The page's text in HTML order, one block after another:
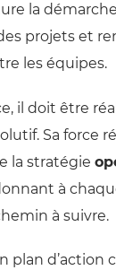
la
projets et
les équipes.
il doit être
Sa force
la stratégie
à
à suivre.
plan